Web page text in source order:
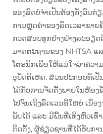
ຂອງລົດບໍ່ຈຳເປັນຕ້ອງກັງວົນ
ການຫຼຸດຄ່າຂອງລົດເວລາຂາຍ
ກວດສອບທຸກຢ່າງຢ່າງລະອຽ
ມາດຕະຖານຂອງ NHTSA ແ
ໂຕຣນິກເພື່ອໃຫ້ແນ່ໃຈວ່າຄວາ
ອຸບັດຕິເຫດ. ສ່ວນປະກອບທີ່ເ
ໄດ້ກັບການຈັດຕັ້ງພາຍໃນຫ້ອ
ໄປຈົນເຖິງລົດເວນທີ່ໃຫຍ່ ເນື່ອ
ພັບໄດ້ ແລະ ມີພື້ນທີ່ເທິງຫົວເທົ່
ຕິດຕັ້ງ, ຜູ້ຊ່ຽວຊານທີ່ໄດ້ຮັບກ